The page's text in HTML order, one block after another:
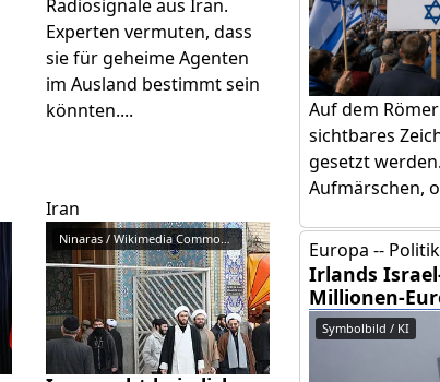
Radiosignale aus Iran.
Experten vermuten, dass
sie für geheime Agenten
im Ausland bestimmt sein
könnten....
Iran
Ninaras / Wikimedia Commons / C...
Auf dem
sichtbares
gesetzt
Aufmärschen,
Europa -- Politik
Irlands
Millionen-
Symbolbild / KI